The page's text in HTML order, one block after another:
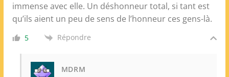
immense avec elle. Un déshonneur total, si tant est
qu’ils aient un peu de sens de l’honneur ces gens-là.
5 Répondre
MDRM